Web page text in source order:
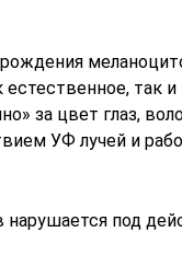
естественное, так
за цвет глаз,
УФ лучей и
под